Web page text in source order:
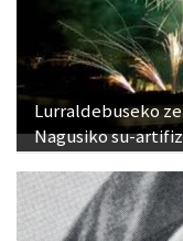
Lurraldebuseko
Nagusiko su-